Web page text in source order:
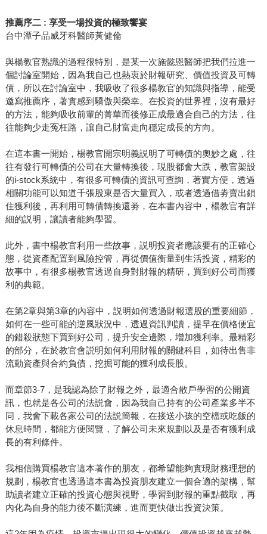
推薦序二 : 享受一場投資的極致饗宴
台中潭子品威牙科醫師黃健倫
與楊教官熟識的過程很特別，是某一次施懿恩醫師把我們拉進一
個討論室開始，因為我自己也熱衷於財報研究、價值投資及可轉
債，所以在討論室中，我吸收了很多楊教官的知識與指導，能受
邀寫推薦序，著實感到驕傲與榮幸。在投資的世界裡，沒有最好
的方法，能夠吸收前輩的菁華而後修正成最適合自己的方法，往
往能夠少走冤枉路，讓自己財富走向穩定成長的方向。
在這本書一開始，楊教官開宗明義説明了可轉債的奧妙之處，往
往有發行可轉債的公司在大量轉換後，現股都會大跌，教官架設
的i-stock系統中，有很多可轉債的資訊可查詢，著實方便，透過
相關功能可以知道千張股東是否大量買入，或者透過借劵賣出鎖
住獲利後，再利用可轉債轉換還劵，在本書內容中，楊教官有詳
細的説明，讓讀者能夠學習。
此外，書中楊教官利用一些故事，説明投資者應該要有的正確心
態，從資產配置到風險控管，再從價值衡量到生活投資，精彩的
故事中，有很多楊教官透過自身對財報的精研，買到好公司而獲
利的典範。
在第2章與第3章的內容中，説明如何透過財報選股的重要細節，
如何在一些可能的逆風狀況中，透過資訊判讀，提早在價格便宜
的錯殺狀態下買到好公司，提升安全邊際，增加獲利率。最精彩
的部分，在於教官會説明如何利用財報的關鍵科目，如待出售非
流動資產與合約負債，挖掘可能的獲利成長股。
而章節3-7，是我認為除了財報之外，最適合散戶學習的公開資
訊，也就是各公司的法説會，因為我自己持有的公司產業多半不
同，我會下載各家公司的法説簡報，在接送小孩的空檔或吃飯的
休息時間，都能方便閱覽，了解公司未來規劃以及是否有獲利成
長的有利條件。
我相信購買楊教官這本著作的朋友，都希望能夠實現財務理想的
規劃，楊教官也透過這本書為投資朋友建立一個合適的架構，幫
助讀者建立正確的投資心態與視野，學習到財報的重點截取，再
內化為自身的能力後不斷演練，進而更快做出投資決策。